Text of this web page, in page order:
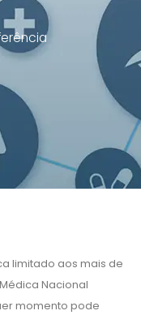
limitado aos mais de
Nacional
momento pode